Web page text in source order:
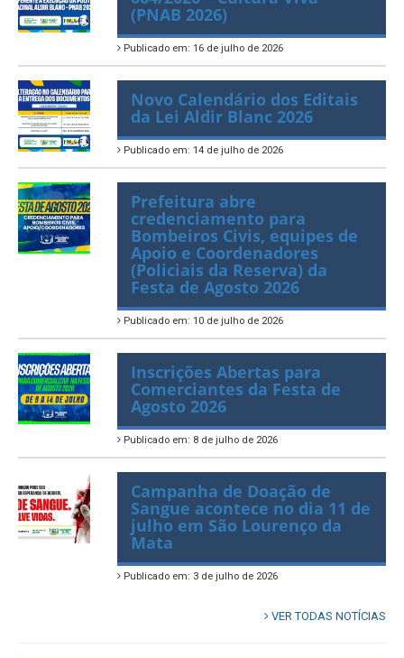
Resultado Final do Edital nº
004/2026 – Cultura Viva
(PNAB 2026)
Novo Calendário dos Editais
da Lei Aldir Blanc 2026
Prefeitura abre
credenciamento para
Bombeiros Civis, equipes de
Apoio e Coordenadores
(Policiais da Reserva) da
Festa de Agosto 2026
Inscrições Abertas para
Comerciantes da Festa de
Agosto 2026
Campanha de Doação de
Sangue acontece no dia 11 de
julho em São Lourenço da
Mata